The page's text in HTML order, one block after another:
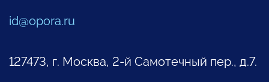
id@opora.ru
127473, г. Москва, 2-й Самотечный пер., д.7.